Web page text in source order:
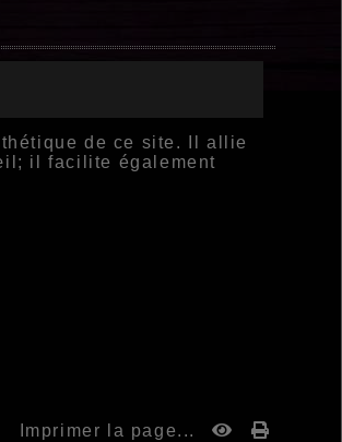
de ce site. Il allie
il facilite également
Imprimer la page...